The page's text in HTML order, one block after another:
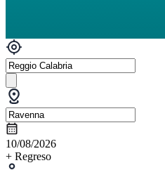
10/08/2026
+ Regreso